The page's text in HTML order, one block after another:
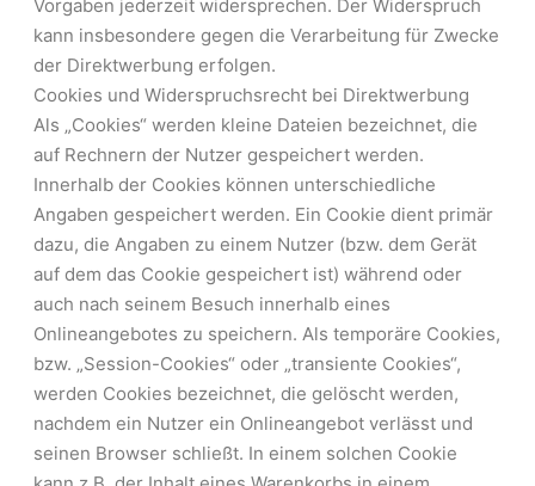
Vorgaben jederzeit widersprechen. Der Widerspruch
kann insbesondere gegen die Verarbeitung für Zwecke
der Direktwerbung erfolgen.
Cookies und Widerspruchsrecht bei Direktwerbung
Als „Cookies“ werden kleine Dateien bezeichnet, die
auf Rechnern der Nutzer gespeichert werden.
Innerhalb der Cookies können unterschiedliche
Angaben gespeichert werden. Ein Cookie dient primär
dazu, die Angaben zu einem Nutzer (bzw. dem Gerät
auf dem das Cookie gespeichert ist) während oder
auch nach seinem Besuch innerhalb eines
Onlineangebotes zu speichern. Als temporäre Cookies,
bzw. „Session-Cookies“ oder „transiente Cookies“,
werden Cookies bezeichnet, die gelöscht werden,
nachdem ein Nutzer ein Onlineangebot verlässt und
seinen Browser schließt. In einem solchen Cookie